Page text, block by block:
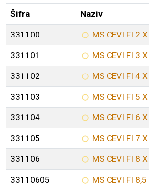
Šifra Naziv
331100 MS CEVI FI 2
331101 MS CEVI FI 3
331102 MS CEVI FI 4
331103 MS CEVI FI 5
331104 MS CEVI FI 6
331105 MS CEVI FI 7
331106 MS CEVI FI 8
33110605 MS CEVI FI